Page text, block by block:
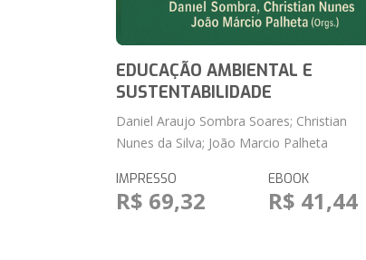
EDUCAÇÃO AMBIENTAL E
SUSTENTABILIDADE
Daniel Araujo Sombra Soares; Christian
Nunes da Silva; João Marcio Palheta
IMPRESSO
R$ 69,32
EBOOK
R$ 41,44